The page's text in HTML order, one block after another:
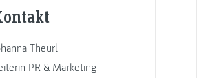
Theurl
PR & Marketing